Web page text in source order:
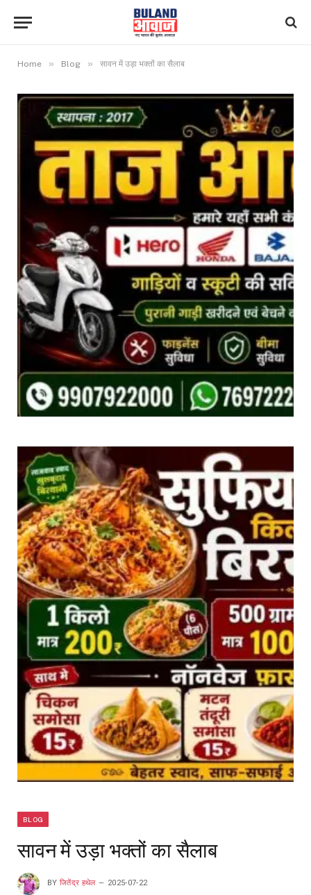
Home » Blog » सावन में उड़ा भक्तों का सैलाब
BLOG
सावन में उड़ा भक्तों का सैलाब
BY जितेंद्र हथेल 2025-07-22